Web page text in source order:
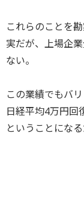
これらのことを
実だが、上場企
ない。
この業績でもバ
日経平均4万円回
ということになる